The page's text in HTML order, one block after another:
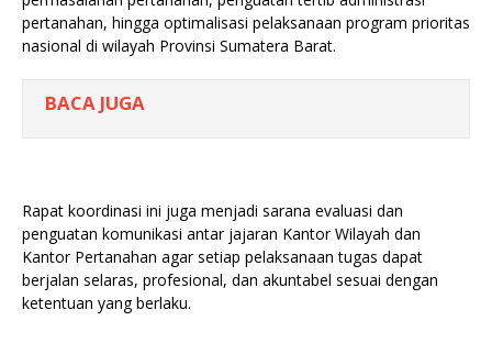
pertanahan, hingga optimalisasi pelaksanaan program prioritas
nasional di wilayah Provinsi Sumatera Barat.
BACA JUGA
Rapat koordinasi ini juga menjadi sarana evaluasi dan
penguatan komunikasi antar jajaran Kantor Wilayah dan
Kantor Pertanahan agar setiap pelaksanaan tugas dapat
berjalan selaras, profesional, dan akuntabel sesuai dengan
ketentuan yang berlaku.